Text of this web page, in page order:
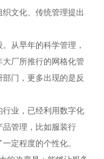
文化、传统管理提出
从早年的科学管理，
厂所推行的网格化管
门，更多出现的是反
业，已经利用数字化
管理，比如服装行
定程度的个性化。